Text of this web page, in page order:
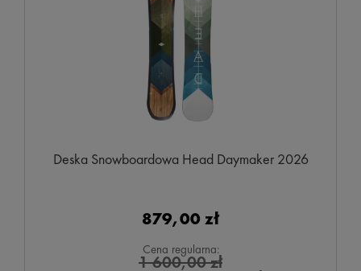
Deska Snowboardowa Head Daymaker 2026
879,00 zł
Cena regularna:
1 600,00 zł